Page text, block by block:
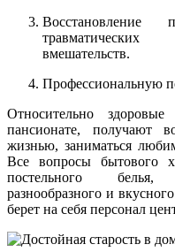
Восстановление
травматических
вмешательств.
Профессиональную
Относительно
пансионате, получают
жизнью, заниматься
Все вопросы бытового
постельного белья,
разнообразного и
берет на себя персонал